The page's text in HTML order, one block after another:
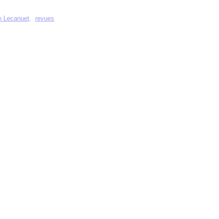
Lecanuet, revues